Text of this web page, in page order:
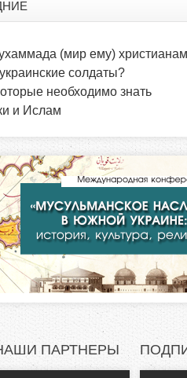
(мир ему) христианам
солдаты?
необходимо знать
и Ислам
ПАРТНЕРЫ